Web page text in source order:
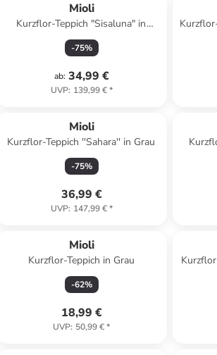
Mioli
Kurzflor-Teppich "Sisaluna" in
Beige/ Creme
-75%
ab: 34,99 €
UVP: 139,99 €*
Mioli
Kurzflor-Teppich ''Sahara'' in Grau
-75%
36,99 €
UVP: 147,99 €*
Mioli
Kurzflor-Teppich in Grau
-62%
18,99 €
UVP: 50,99 €*